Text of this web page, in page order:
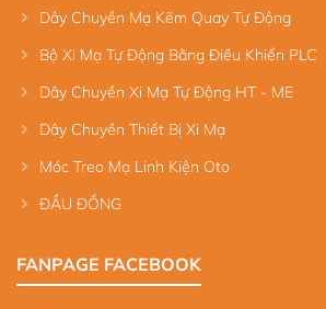
Dây Chuyền Mạ Kẽm Quay Tự Động
Bộ Xi Mạ Tự Động Bằng Điều Khiển PLC
Dây Chuyền Xi Mạ Tự Động HT - ME
Dây Chuyền Thiết Bị Xi Mạ
Móc Treo Mạ Linh Kiện Oto
ĐẦU ĐỒNG
FANPAGE FACEBOOK